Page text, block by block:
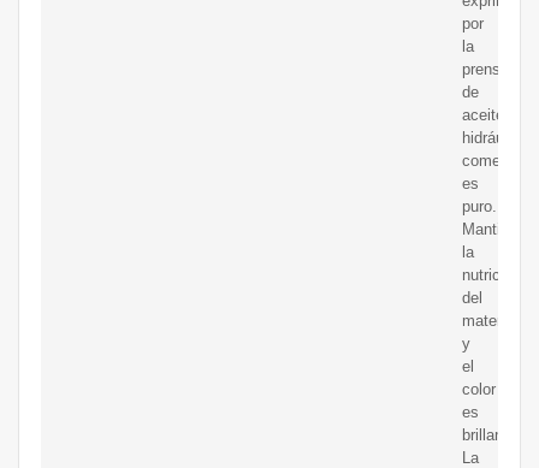
por
la
prensa
de
aceite
hidráulica
comercial
es
puro.
Mantiene
la
nutrición
del
material
y
el
color
es
brillante.
La